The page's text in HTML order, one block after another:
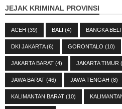
JEJAK KRIMINAL PROVINSI
ACEH (39) BALI (4) BANGKA
DKI JAKARTA(6) GORONTALO (10)
JAKARTA BARAT (4) JAKARTA TIMUR
JAWA BARAT (46) JAWA TENGAH (8)
KALIMANTAN BARAT (10)